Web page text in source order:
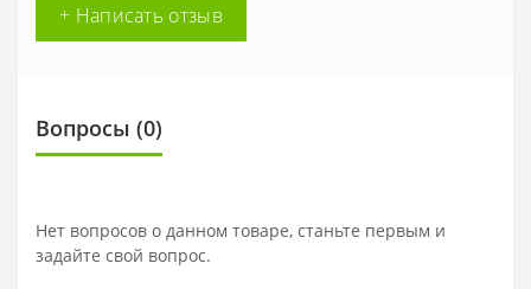
+ Написать отзыв
Вопросы (0)
Нет вопросов о данном товаре, станьте первым и
задайте свой вопрос.